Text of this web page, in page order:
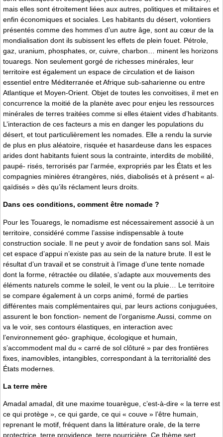
mais elles sont étroitement liées aux autres, politiques et militaires et
enfin économiques et sociales. Les habitants du désert, volontiers
présentés comme des hommes d’un autre âge, sont au cœur de la
mondialisation dont ils subissent les effets de plein fouet. Pétrole,
gaz, uranium, phosphates, or, cuivre, charbon… minent les horizons
touaregs. Non seulement gorgé de richesses minérales, leur
territoire est également un espace de circulation et de liaison
essentiel entre Méditerranée et Afrique sub-saharienne ou entre
Atlantique et Moyen-Orient. Objet de toutes les convoitises, il met en
concurrence la moitié de la planète avec pour enjeu les ressources
minérales de terres traitées comme si elles étaient vides d’habitants.
L’interaction de ces facteurs a mis en danger les populations du
désert, et tout particulièrement les nomades. Elle a rendu la survie
de plus en plus aléatoire, risquée et hasardeuse dans les espaces
arides dont habitants fuient sous la contrainte, interdits de mobilité,
paupé- risés, terrorisés par l’armée, expropriés par les États et les
compagnies minières étrangères, niés, diabolisés et à présent « al-
qaïdisés » dès qu’ils réclament leurs droits.
Dans ces conditions, comment être nomade ?
Pour les Touaregs, le nomadisme est nécessairement associé à un
territoire, considéré comme l’assise indispensable à toute
construction sociale. Il ne peut y avoir de fondation sans sol. Mais
cet espace d’appui n’existe pas au sein de la nature brute. Il est le
résultat d’un travail et se construit à l’image d’une tente nomade
dont la forme, rétractée ou dilatée, s’adapte aux mouvements des
éléments naturels comme le soleil, le vent ou la pluie… Le territoire
se compare également à un corps animé, formé de parties
différentes mais complémentaires qui, par leurs actions conjuguées,
assurent le bon fonction- nement de l’organisme.Aussi, comme on
va le voir, ses contours élastiques, en interaction avec
l’environnement géo- graphique, écologique et humain,
s’accommodent mal du « carré de sol clôturé » par des frontières
fixes, inamovibles, intangibles, correspondant à la territorialité des
États modernes.
La terre mère
Amadal amadal, dit une maxime touarègue, c’est-à-dire « la terre est
ce qui protège », ce qui garde, ce qui « couve » l’être humain,
reprenant le motif, fréquent dans la littérature orale, de la terre
protectrice, terre providence, terre nourricière. Ce thème sert